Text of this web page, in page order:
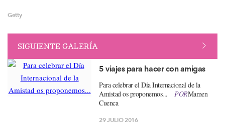
Getty
SIGUIENTE GALERÍA
5 viajes para hacer con amigas
​Para celebrar el Día Internacional de la
Amistad os proponemos...
PORMamen
Cuenca
29 JULIO 2016